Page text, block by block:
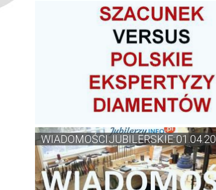
WIADOMOŚCI JUBILERSKIE: 01.04.20...